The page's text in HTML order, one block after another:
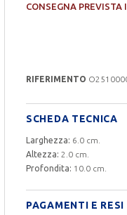
CONSEGNA
RIFERIMENTO
SCHEDA TECNICA
Larghezza: 6.0 cm.
Altezza: 2.0 cm.
Profondita: 10.0 cm.
PAGAMENTI E RESI